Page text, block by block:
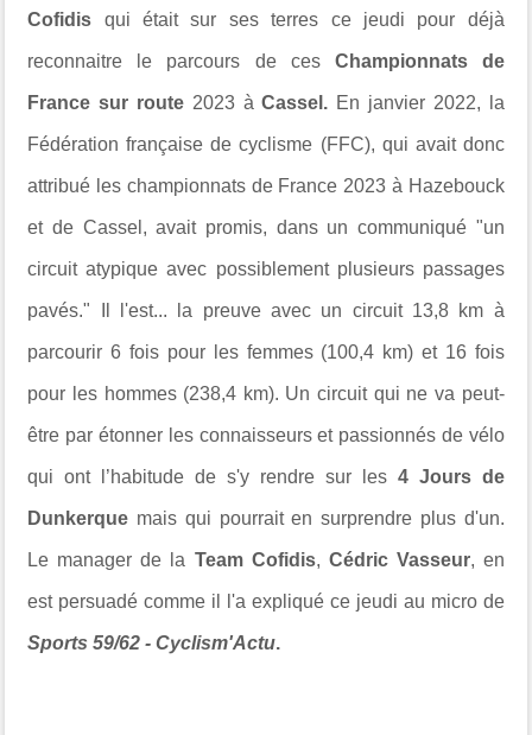
Cofidis qui était sur ses terres ce jeudi pour déjà
reconnaitre le parcours de ces Championnats de
France sur route 2023 àCassel. En janvier 2022, la
Fédération française de cyclisme (FFC), qui avait donc
attribué les championnats de France 2023 à Hazebouck
et de Cassel, avait promis, dans un communiqué "un
circuit atypique avec possiblement plusieurs passages
pavés." Il l'est... la preuve avec un circuit 13,8 km à
parcourir 6 fois pour les femmes (100,4 km) et 16 fois
pour les hommes (238,4 km). Un circuit qui ne va peut-
être par étonner les connaisseurs et passionnés de vélo
qui ont l’habitude de s'y rendre sur les 4 Jours de
Dunkerque mais qui pourrait en surprendre plus d'un.
Le manager de la Team Cofidis, Cédric Vasseur, en
est persuadé comme il l'a expliqué ce jeudi au micro de
Sports 59/62 - Cyclism'Actu.